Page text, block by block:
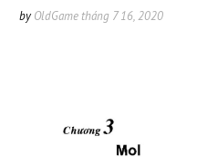
by OldGame tháng 7 16, 2020